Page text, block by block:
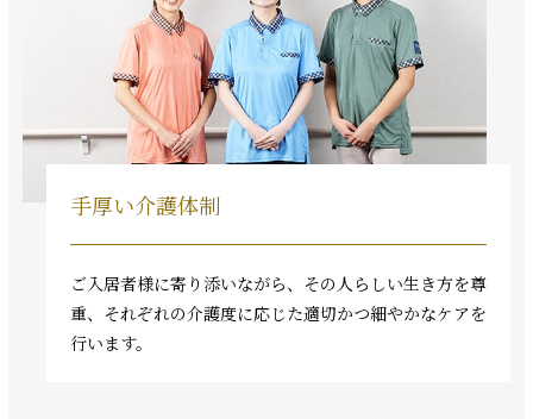
手厚い介護体制
ご入居者様に寄り添いながら、その人らしい生き方を尊
重、それぞれの介護度に応じた適切かつ細やかなケアを
行います。